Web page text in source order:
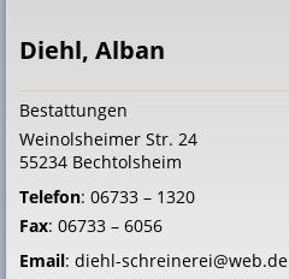
Diehl, Alban
Bestattungen
Weinolsheimer Str. 24
55234 Bechtolsheim
Telefon: 06733 – 1320
Fax: 06733 – 6056
Email: diehl-schreinerei@web.de